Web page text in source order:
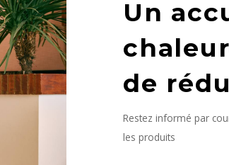
Un
de
Restez informé par
les produits